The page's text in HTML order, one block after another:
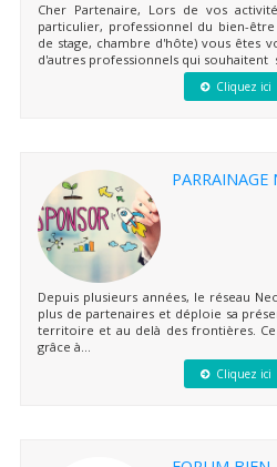
Cher Partenaire, Lors de vos
particulier, professionnel du bien-
de stage, chambre d'hôte) vous êtes
d'autres professionnels qui souhaitent
Cliquez ici
PARRAINAGE
Depuis plusieurs années, le réseau
plus de partenaires et déploie sa
territoire et au delà des frontières. Ce
grâce à...
Cliquez ici